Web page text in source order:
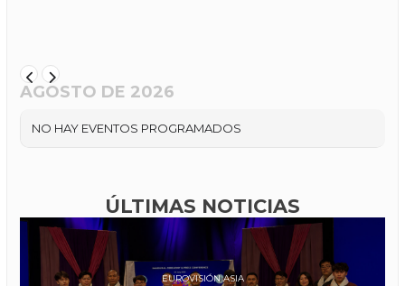
AGOSTO DE 2026
NO HAY EVENTOS PROGRAMADOS
ÚLTIMAS NOTICIAS
EUROVISIÓN ASIA